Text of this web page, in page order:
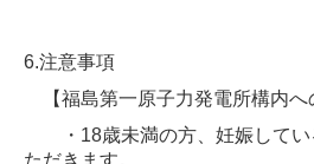
6.注意事項
【福島第一原子力発電所構内へ
・18歳未満の方、妊娠してい
ただきます。